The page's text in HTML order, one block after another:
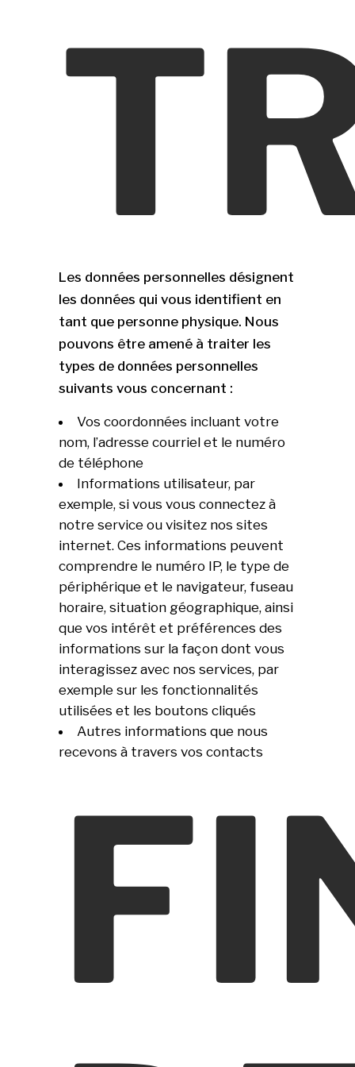
Les données personnelles désignent
les données qui vous identifient en
tant que personne physique. Nous
pouvons être amené à traiter les
types de données personnelles
suivants vous concernant :
Vos coordonnées incluant votre
nom, l’adresse courriel et le numéro
de téléphone
Informations utilisateur, par
exemple, si vous vous connectez à
notre service ou visitez nos sites
internet. Ces informations peuvent
comprendre le numéro IP, le type de
périphérique et le navigateur, fuseau
horaire, situation géographique, ainsi
que vos intérêt et préférences des
informations sur la façon dont vous
interagissez avec nos services, par
exemple sur les fonctionnalités
utilisées et les boutons cliqués
Autres informations que nous
recevons à travers vos contacts